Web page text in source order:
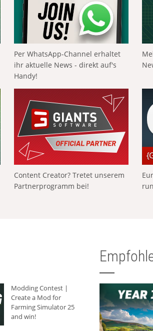
Per WhatsApp-Channel erhaltet
ihr aktuelle News - direkt auf's
Handy!
Content Creator? Tretet unserem
Partnerprogramm bei!
Modding Contest |
Create a Mod for
Farming Simulator 25
and win!